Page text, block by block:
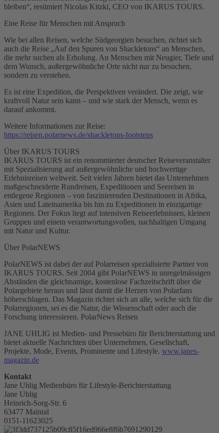
bleiben“, resümiert Nicolas Kitzki, CEO von IKARUS TOURS.
Eine Reise für Menschen mit Anspruch
Wie bei allen Reisen, welche Südgeorgien besuchen, richtet sich
auch die Reise „Auf den Spuren von Shackletons“ an Menschen,
die mehr suchen als Erholung. An Menschen mit Neugier, Tiefe und
dem Wunsch, außergewöhnliche Orte nicht nur zu besuchen,
sondern zu verstehen.
Es ist eine Expedition, die Perspektiven verändert. Die zeigt, wie
kraftvoll Natur sein kann – und wie stark der Mensch, wenn es
darauf ankommt.
Weitere Informationen zur Reise:
https://reisen.polarnews.de/shackletons-footsteps
Über IKARUS TOURS
IKARUS TOURS ist ein renommierter deutscher Reiseveranstalter
mit Spezialisierung auf außergewöhnliche und hochwertige
Erlebnisreisen weltweit. Seit vielen Jahren bietet das Unternehmen
maßgeschneiderte Rundreisen, Expeditionen und Seereisen in
entlegene Regionen – von faszinierenden Destinationen in Afrika,
Asien und Lateinamerika bis hin zu Expeditionen in einzigartige
Regionen. Der Fokus liegt auf intensiven Reiseerlebnissen, kleinen
Gruppen und einem verantwortungsvollen, nachhaltigen Umgang
mit Natur und Kultur.
Über PolarNEWS
PolarNEWS ist dabei der auf Polarreisen spezialisierte Partner von
IKARUS TOURS. Seit 2004 gibt PolarNEWS in unregelmässigen
Abständen die gleichnamige, kostenlose Fachzeitschrift über die
Polargebiete heraus und lässt damit die Herzen von Polarfans
höherschlagen. Das Magazin richtet sich an alle, welche sich für die
Polarregionen, sei es die Natur, die Wissenschaft oder auch die
Forschung interessieren. PolarNews Reisen
JANE UHLIG ist Medien- und Pressebüro für Berichterstattung und
bietet aktuelle Nachrichten über Unternehmen, Gesellschaft,
Projekte, Mode, Events, Prominente und Lifestyle. www.janes-
magazin.de
Kontakt
Jane Uhlig Medienbüro für Lifestyle-Berichterstattung
Jane Uhlig
Heinrich-Sorg-Str. 6
63477 Maintal
0151-11623025